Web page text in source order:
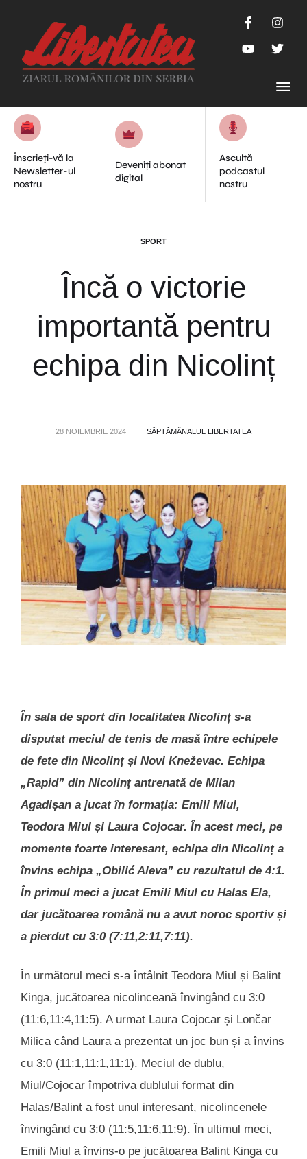
Înscrieți-vă la
Newsletter-ul
nostru
Deveniți abonat
digital
Ascultă
podcastul
nostru
SPORT
Încă o victorie
importantă pentru
echipa din Nicolinț
28 NOIEMBRIE 2024 SĂPTĂMÂNALUL LIBERTATEA
În sala de sport din localitatea Nicolinț s-a
disputat meciul de tenis de masă între echipele
de fete din Nicolinț și Novi Kneževac. Echipa
„Rapid” din Nicolinț antrenată de Milan
Agadișan a jucat în formația: Emili Miul,
Teodora Miul și Laura Cojocar. În acest meci, pe
momente foarte interesant, echipa din Nicolinț a
învins echipa „Obilić Aleva” cu rezultatul de 4:1.
În primul meci a jucat Emili Miul cu Halas Ela,
dar jucătoarea română nu a avut noroc sportiv și
a pierdut cu 3:0 (7:11,2:11,7:11).
În următorul meci s-a întâlnit Teodora Miul și Balint
Kinga, jucătoarea nicolinceană învingând cu 3:0
(11:6,11:4,11:5). A urmat Laura Cojocar și Lončar
Milica când Laura a prezentat un joc bun și a învins
cu 3:0 (11:1,11:1,11:1). Meciul de dublu,
Miul/Cojocar împotriva dublului format din
Halas/Balint a fost unul interesant, nicolincenele
învingând cu 3:0 (11:5,11:6,11:9). În ultimul meci,
Emili Miul a învins-o pe jucătoarea Balint Kinga cu